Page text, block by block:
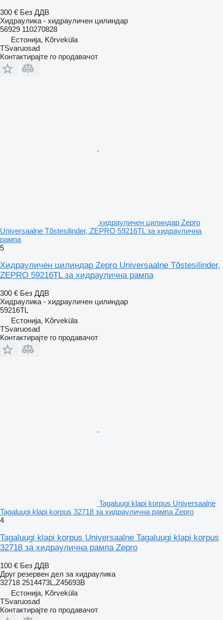
300 € Без ДДВ
Хидраулика - хидрауличен цилиндар
56929 110270828
Естонија, Kõrveküla
TSvaruosad
Контактирајте го продавачот
хидрауличен цилиндар Zepro
Universaalne Tõstesilinder, ZEPRO 59216TL за хидраулична
рампа
5
Хидрауличен цилиндар Zepro Universaalne Tõstesilinder,
ZEPRO 59216TL за хидраулична рампа
300 € Без ДДВ
Хидраулика - хидрауличен цилиндар
59216TL
Естонија, Kõrveküla
TSvaruosad
Контактирајте го продавачот
Tagaluugi klapi korpus Universaalne
Tagaluugi klapi korpus 32718 за хидраулична рампа Zepro
4
Tagaluugi klapi korpus Universaalne Tagaluugi klapi korpus
32718 за хидраулична рампа Zepro
100 € Без ДДВ
Друг резервен дел за хидраулика
32718 2514473L,Z45693B
Естонија, Kõrveküla
TSvaruosad
Контактирајте го продавачот